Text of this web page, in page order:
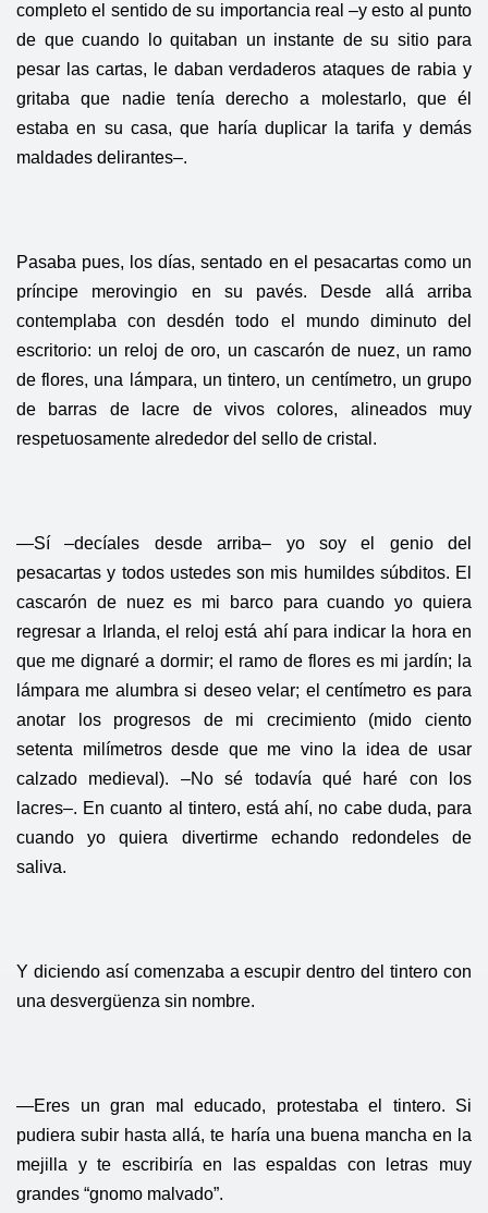
completo el sentido de su importancia real –y esto al punto
de que cuando lo quitaban un instante de su sitio para
pesar las cartas, le daban verdaderos ataques de rabia y
gritaba que nadie tenía derecho a molestarlo, que él
estaba en su casa, que haría duplicar la tarifa y demás
maldades delirantes–.
Pasaba pues, los días, sentado en el pesacartas como un
príncipe merovingio en su pavés. Desde allá arriba
contemplaba con desdén todo el mundo diminuto del
escritorio: un reloj de oro, un cascarón de nuez, un ramo
de flores, una lámpara, un tintero, un centímetro, un grupo
de barras de lacre de vivos colores, alineados muy
respetuosamente alrededor del sello de cristal.
—Sí –decíales desde arriba– yo soy el genio del
pesacartas y todos ustedes son mis humildes súbditos. El
cascarón de nuez es mi barco para cuando yo quiera
regresar a Irlanda, el reloj está ahí para indicar la hora en
que me dignaré a dormir; el ramo de flores es mi jardín; la
lámpara me alumbra si deseo velar; el centímetro es para
anotar los progresos de mi crecimiento (mido ciento
setenta milímetros desde que me vino la idea de usar
calzado medieval). –No sé todavía qué haré con los
lacres–. En cuanto al tintero, está ahí, no cabe duda, para
cuando yo quiera divertirme echando redondeles de
saliva.
Y diciendo así comenzaba a escupir dentro del tintero con
una desvergüenza sin nombre.
—Eres un gran mal educado, protestaba el tintero. Si
pudiera subir hasta allá, te haría una buena mancha en la
mejilla y te escribiría en las espaldas con letras muy
grandes “gnomo malvado”.